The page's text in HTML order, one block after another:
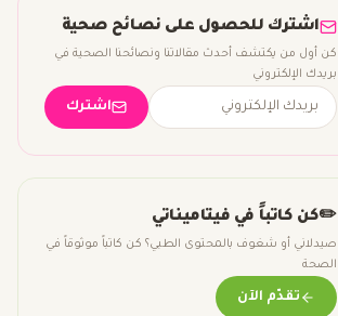
اشترك للحصول على نصائح صحية
كن أول من يكتشف أحدث مقالاتنا ونصائحنا الصحية في
بريدك الإلكتروني
اشترك
✏️كن كاتباً في فيتاميناتي
صيدلاني أو شغوف بالمحتوى الطبي؟ كن كاتباً موثوقاً في
الصحة
تقدّم الآن